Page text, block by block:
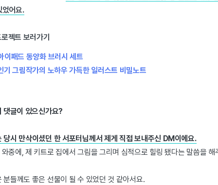
었어요.
젝트 보러가기
패드 동양화 브러시 세트
그림작가의 노하우 가득한 일러스트 비밀노트
댓글이 있으신가요?
당시 만삭이셨던 한 서포터님께서 제게 직접 보내주신 DM이에요.
중에, 제 키트로 집에서 그림을 그리며 심적으로 힐링 됐다는 말씀을
분들께도 좋은 선물이 될 수 있었던 것 같아서요.